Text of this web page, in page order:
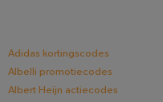
Adidas kortingscodes
Albelli promotiecodes
Albert Heijn actiecodes